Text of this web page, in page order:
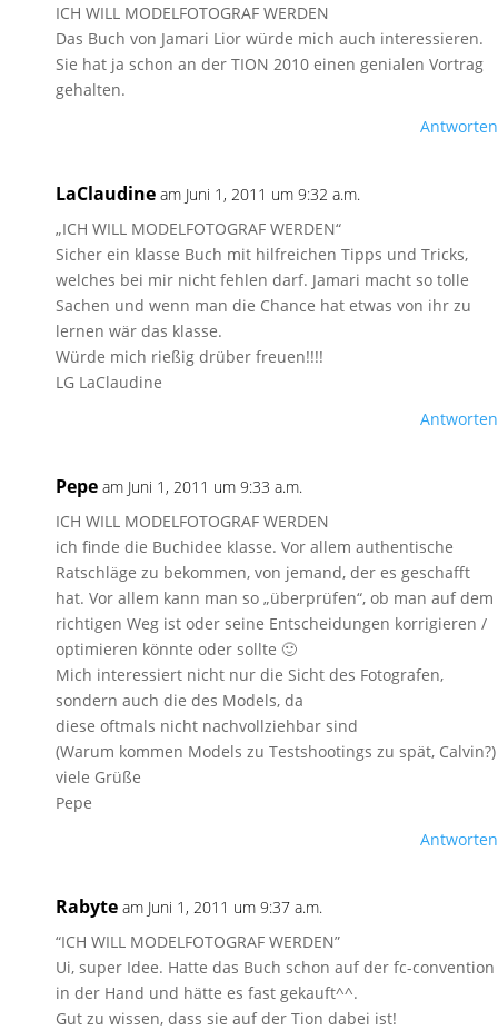
ICH WILL MODELFOTOGRAF WERDEN
Das Buch von Jamari Lior würde mich auch interessieren.
Sie hat ja schon an der TION 2010 einen genialen Vortrag
gehalten.
Antworten
LaClaudine am Juni 1, 2011 um 9:32 a.m.
„ICH WILL MODELFOTOGRAF WERDEN“
Sicher ein klasse Buch mit hilfreichen Tipps und Tricks,
welches bei mir nicht fehlen darf. Jamari macht so tolle
Sachen und wenn man die Chance hat etwas von ihr zu
lernen wär das klasse.
Würde mich rießig drüber freuen!!!!
LG LaClaudine
Antworten
Pepe am Juni 1, 2011 um 9:33 a.m.
ICH WILL MODELFOTOGRAF WERDEN
ich finde die Buchidee klasse. Vor allem authentische
Ratschläge zu bekommen, von jemand, der es geschafft
hat. Vor allem kann man so „überprüfen“, ob man auf dem
richtigen Weg ist oder seine Entscheidungen korrigieren /
optimieren könnte oder sollte 🙂
Mich interessiert nicht nur die Sicht des Fotografen,
sondern auch die des Models, da
diese oftmals nicht nachvollziehbar sind
(Warum kommen Models zu Testshootings zu spät, Calvin?)
viele Grüße
Pepe
Antworten
Rabyte am Juni 1, 2011 um 9:37 a.m.
“ICH WILL MODELFOTOGRAF WERDEN”
Ui, super Idee. Hatte das Buch schon auf der fc-convention
in der Hand und hätte es fast gekauft^^.
Gut zu wissen, dass sie auf der Tion dabei ist!